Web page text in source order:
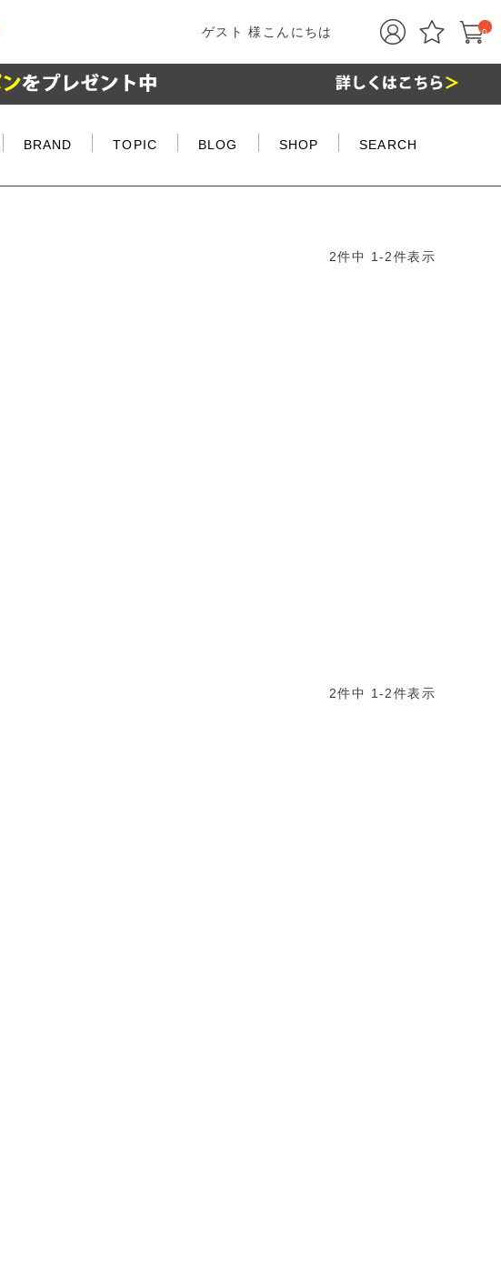
ゲスト 様こんにちは 0
BRAND TOPIC BLOG SHOP SEARCH
2件中 1 -2件表示
2件中 1 -2件表示